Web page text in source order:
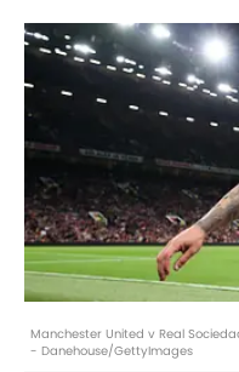
Manchester United v Real
- Danehouse/GettyImages